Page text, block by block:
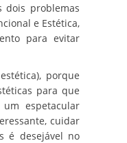
dois problemas
e Estética,
para evitar
porque
para que
espetacular
cuidar
é desejável no